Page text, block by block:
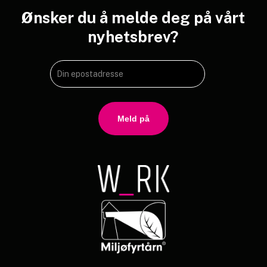
Ønsker du å melde deg på vårt
nyhetsbrev?